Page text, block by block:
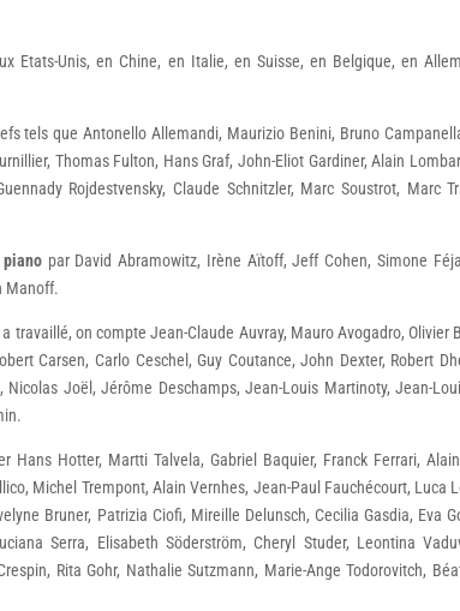
Etats-Unis, en Chine, en Italie, en Suisse, en Belgique, en
tels que Antonello Allemandi, Maurizio Benini, Bruno
Thomas Fulton, Hans Graf, John-Eliot Gardiner, Alain
Rojdestvensky, Claude Schnitzler, Marc Soustrot, Marc
par David Abramowitz, Irène Aïtoff, Jeff Cohen, Simone
Manoff.
travaillé, on compte Jean-Claude Auvray, Mauro Avogadro, Olivier
Carsen, Carlo Ceschel, Guy Coutance, John Dexter, Robert
Nicolas Joël, Jérôme Deschamps, Jean-Louis Martinoty, Jean-
Hans Hotter, Martti Talvela, Gabriel Baquier, Franck Ferrari,
Michel Trempont, Alain Vernhes, Jean-Paul Fauchécourt, Luca
Bruner, Patrizia Ciofi, Mireille Delunsch, Cecilia Gasdia, Eva
Serra, Elisabeth Söderström, Cheryl Studer, Leontina
Rita Gohr, Nathalie Sutzmann, Marie-Ange Todorovitch,